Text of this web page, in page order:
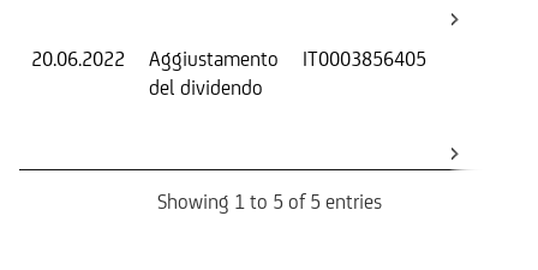
20.06.2022
Aggiustamento
del dividendo
IT0003856405
Showing 1 to 5 of 5 entries